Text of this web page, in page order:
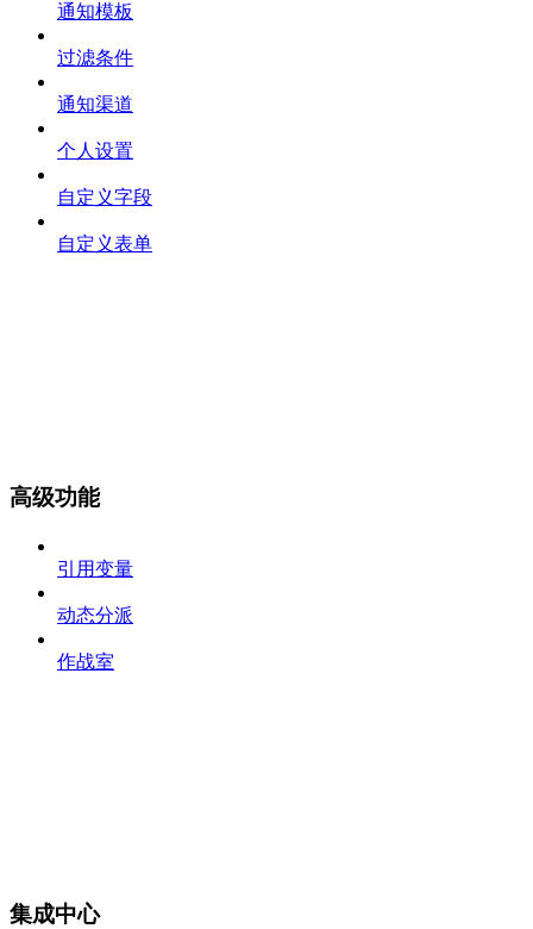
通知模板
过滤条件
通知渠道
个人设置
自定义字段
自定义表单
高级功能
引用变量
动态分派
作战室
集成中心